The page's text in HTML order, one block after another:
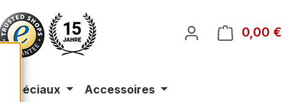
0,00 €
spéciaux Accessoires